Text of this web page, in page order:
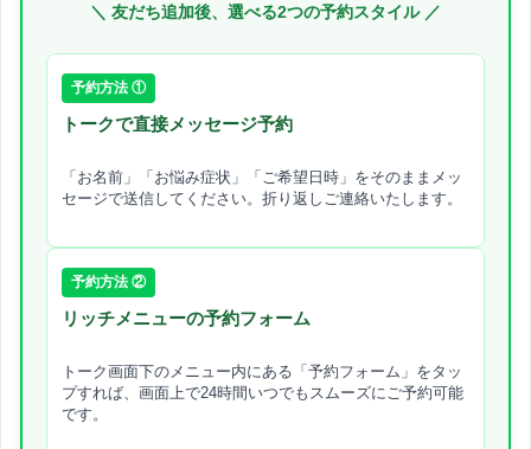
＼ 友だち追加後、選べる2つの予約スタイル ／
予約方法 ①
トークで直接メッセージ予約
「お名前」「お悩み症状」「ご希望日時」をそのままメッ
セージで送信してください。折り返しご連絡いたします。
予約方法 ②
リッチメニューの予約フォーム
トーク画面下のメニュー内にある「予約フォーム」をタッ
プすれば、画面上で24時間いつでもスムーズにご予約可能
です。